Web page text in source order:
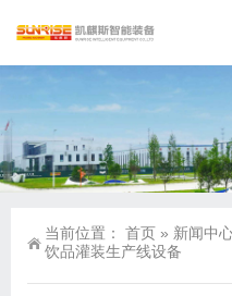
当前位置： 首页 » 新闻中
饮品灌装生产线设备